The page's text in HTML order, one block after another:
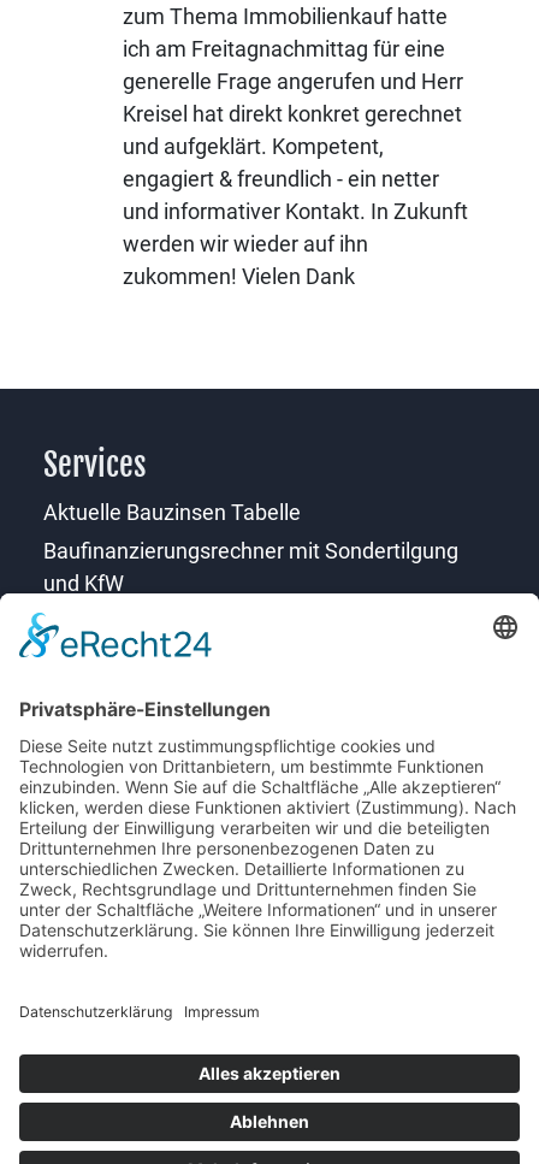
zum Thema Immobilienkauf hatte
ich am Freitagnachmittag für eine
generelle Frage angerufen und Herr
Kreisel hat direkt konkret gerechnet
und aufgeklärt. Kompetent,
engagiert & freundlich - ein netter
und informativer Kontakt. In Zukunft
werden wir wieder auf ihn
zukommen! Vielen Dank
Services
Aktuelle Bauzinsen Tabelle
Baufinanzierungsrechner mit Sondertilgung
und KfW
Download Formulare
Ferienwohnung finanzieren Rechner
FAQ
Sie erreichen mich am Besten:
038327-45830
Mo., Di., Do.: von 9.00 Uhr-18.00 Uhr
Mi. und Fr.: von 9.00 Uhr-14.00 Uhr